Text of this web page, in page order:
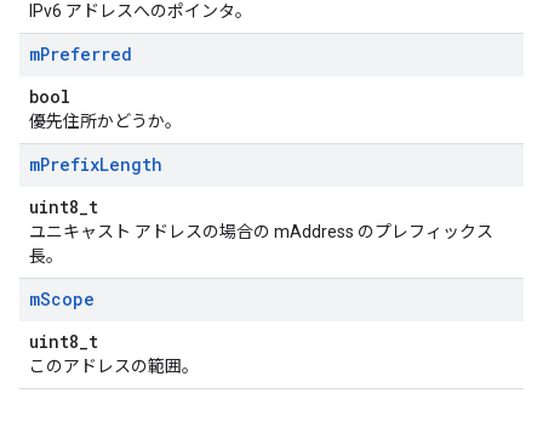
IPv6 アドレスへのポインタ。
mPreferred
bool
優先住所かどうか。
mPrefixLength
uint8_t
ユニキャスト アドレスの場合の mAddress のプレフィックス
長。
mScope
uint8_t
このアドレスの範囲。